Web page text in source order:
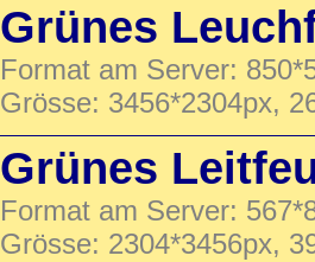
Grünes
Format am Server:
Grösse: 3456*2304px,
Grünes
Format am Server:
Grösse: 2304*3456px,